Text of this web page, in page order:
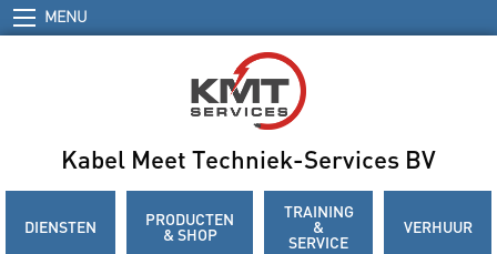
MENU
Kabel Meet Techniek-Services BV
DIENSTEN PRODUCTEN
& SHOP
TRAINING
&
SERVICE
VERHUUR